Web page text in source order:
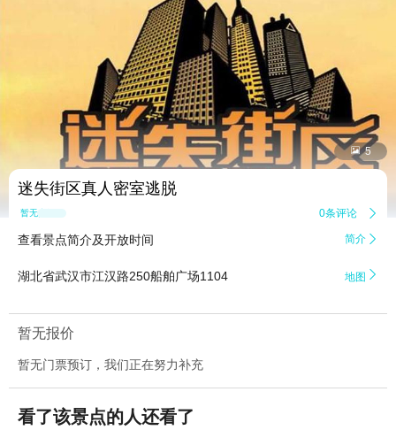
 5
迷失街区真人密室逃脱
暂无点评 0条评论 
查看景点简介及开放时间 简介 
湖北省武汉市江汉路250船舶广场1104 地图 
暂无报价
暂无门票预订，我们正在努力补充
看了该景点的人还看了